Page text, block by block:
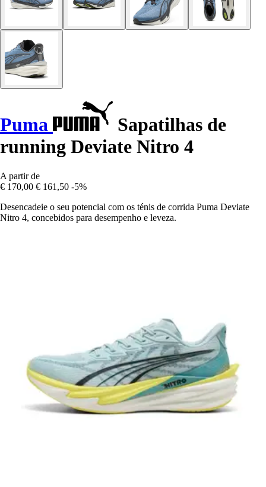
Puma
Sapatilhas de
running Deviate Nitro 4
A partir de
€ 170,00 € 161,50 -5%
Desencadeie o seu potencial com os ténis de corrida Puma Deviate
Nitro 4, concebidos para desempenho e leveza.